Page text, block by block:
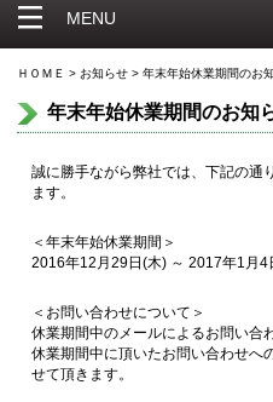
MENU
ＨＯＭＥ > お知らせ > 年末年始休業期間のお
年末年始休業期間のお知
誠に勝手ながら弊社では、下記の通
ます。
＜年末年始休業期間＞
2016年12月29日(木) ～ 2017年1月4
＜お問い合わせについて＞
休業期間中のメールによるお問い合
休業期間中に頂いたお問い合わせへ
せて頂きます。